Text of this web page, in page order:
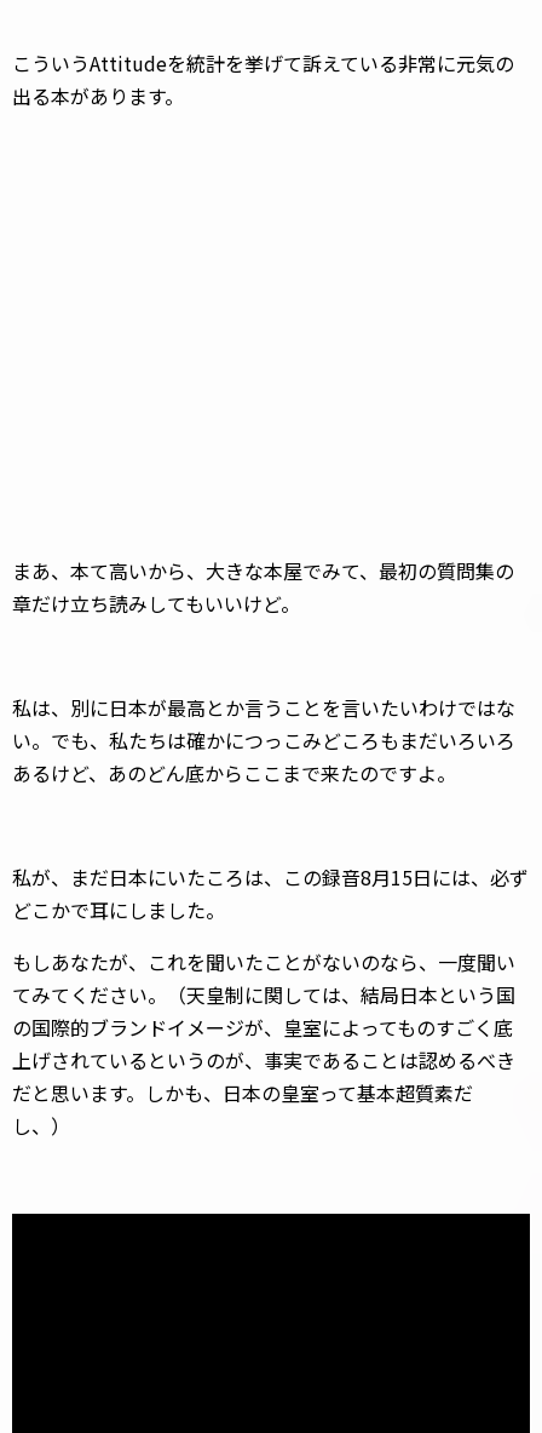
こういうAttitudeを統計を挙げて訴えている非常に元気の
出る本があります。
まあ、本て高いから、大きな本屋でみて、最初の質問集の
章だけ立ち読みしてもいいけど。
私は、別に日本が最高とか言うことを言いたいわけではな
い。でも、私たちは確かにつっこみどころもまだいろいろ
あるけど、あのどん底からここまで来たのですよ。
私が、まだ日本にいたころは、この録音8月15日には、必ず
どこかで耳にしました。
もしあなたが、これを聞いたことがないのなら、一度聞い
てみてください。（天皇制に関しては、結局日本という国
の国際的ブランドイメージが、皇室によってものすごく底
上げされているというのが、事実であることは認めるべき
だと思います。しかも、日本の皇室って基本超質素だ
し、）